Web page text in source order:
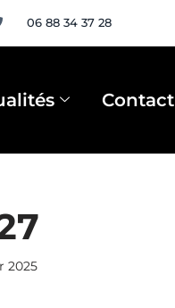
06 88 34 37 28
Contact
2025